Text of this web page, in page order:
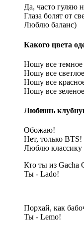
Да, часто гуляю
Глаза болят от
Люблю баланс)
Какого цвета
Ношу все темное
Ношу все
Ношу все
Ношу все
Любишь
Обожаю!
Нет, только BTS!
Люблю классику
Кто ты из Gacha
Ты - Lado!
Порхай, как
Ты - Lemo!